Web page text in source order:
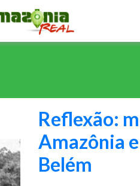
Reflexão:
Amazônia
Belém